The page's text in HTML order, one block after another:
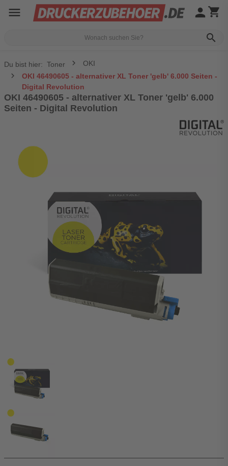
menu
search
person shopping_cart
Du bist hier: Toner
OKI
OKI 46490605 - alternativer XL Toner 'gelb' 6.000 Seiten -
Digital Revolution
OKI 46490605 - alternativer XL Toner 'gelb' 6.000
Seiten - Digital Revolution